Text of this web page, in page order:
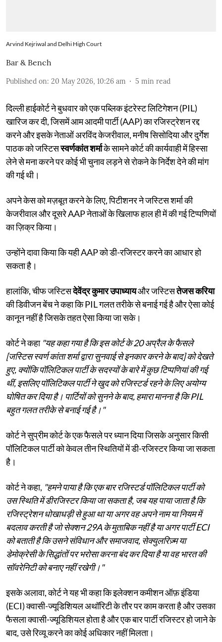
Arvind Kejriwal and Delhi High Court
Bar & Bench
Published on: 20 May 2026, 10:26 am 5 min read
दिल्ली हाईकोर्ट ने बुधवार को एक पब्लिक इंटरेस्ट लिटिगेशन (PIL)
खारिज कर दी, जिसमें आम आदमी पार्टी (AAP) का रजिस्ट्रेशन रद्द
करने और इसके नेताओं अरविंद केजरीवाल, मनीष सिसोदिया और दुर्गेश
पाठक को जस्टिसस्वर्णकांत शर्माके सामने कोर्ट की कार्यवाही में हिस्सा
लेने से मना करने पर कोई भी चुनाव लड़ने से रोकने के निर्देश देने की मांग
की गई थी।
अपने केस को मज़बूत करने के लिए, पिटीशनर ने जस्टिस शर्मा की
केजरीवाल और दूसरे AAP नेताओं के खिलाफ हाल ही में की गई टिप्पणियों
का ज़िक्र किया।
उन्होंने दावा किया कि यही AAP को डी-रजिस्टर करने का आधार हो
सकता है।
हालांकि, चीफ जस्टिसदेवेंद्र कुमार उपाध्यायऔर जस्टिसतेजस करिया
की डिवीजन बेंच ने कहा कि PIL गलत तरीके से बनाई गई है और ऐसा कोई
कानून नहीं है जिसके तहत ऐसा किया जा सके।
कोर्ट ने कहा "यह कहा गया है कि इस कोर्ट के 20 अप्रैल के फैसले
[जस्टिस स्वर्ण कांता शर्मा द्वारा सुनवाई से इनकार करने के बाद] को देखते
हुए, क्योंकि पॉलिटिकल पार्टी के सदस्यों के बारे में कुछ टिप्पणियां की गई
थीं, इसलिए पॉलिटिकल पार्टी ने खुद को रजिस्टर्ड रहने के लिए अयोग्य
घोषित कर दिया है। पार्टियों को सुनने के बाद, हमारा मानना ​​है कि PIL
बहुत गलत तरीके से बनाई गई है।"
कोर्ट ने सुप्रीम कोर्ट के एक फैसले पर ध्यान दिया जिसके अनुसार किसी
पॉलिटिकल पार्टी को केवल तीन स्थितियों में डी-रजिस्टर किया जा सकता
है।
कोर्ट ने कहा, "हमने पाया है कि एक बार रजिस्टर्ड पॉलिटिकल पार्टी को
उस स्थिति में डीरजिस्टर किया जा सकता है, जब यह पाया जाता है कि
रजिस्ट्रेशन धोखाधड़ी से हुआ था या अगर वह अपने नाम या नियम में
बदलाव करती है जो सेक्शन 29A के मुताबिक नहीं है या अगर पार्टी ECI
को बताती है कि उसने संविधान और समाजवाद, सेक्युलरिज़्म या
डेमोक्रेसी के सिद्धांतों पर भरोसा करना बंद कर दिया है या वह भारत की
सॉवरेनिटी को बनाए नहीं रखेगी।"
इसके अलावा, कोर्ट ने यह भी कहा कि इलेक्शन कमीशन ऑफ़ इंडिया
(ECI) क्वासी-ज्यूडिशियल अथॉरिटी के तौर पर काम करता है और उसका
फैसला क्वासी-ज्यूडिशियल होता है और एक बार पार्टी रजिस्टर हो जाने के
बाद, उसे रिव्यू करने का कोई अधिकार नहीं मिलता।